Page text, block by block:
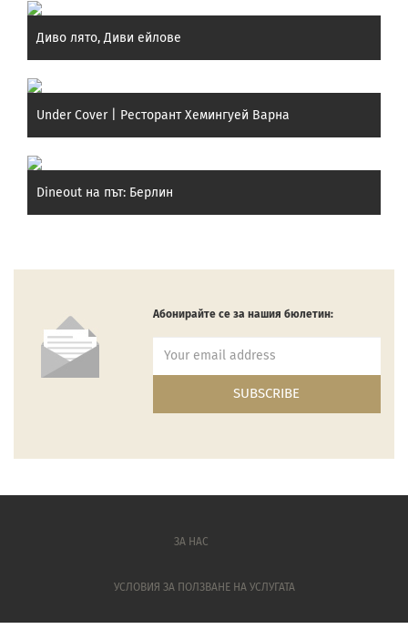
Диво лято, Диви ейлове
Under Cover | Ресторант Хемингуей Варна
Dineout на път: Берлин
Абонирайте се за нашия бюлетин:
ЗА НАС
УСЛОВИЯ ЗА ПОЛЗВАНЕ НА УСЛУГАТА